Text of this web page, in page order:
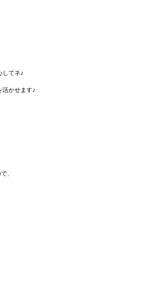
してネ♪
かせます♪
、